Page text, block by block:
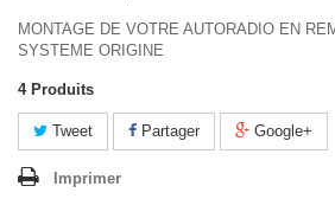
MONTAGE DE VOTRE AUTORADIO EN
SYSTEME ORIGINE
4 Produits
Tweet Partager Google+
Imprimer